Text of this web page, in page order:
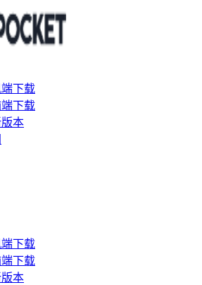
端下载
端下载
版本
端下载
端下载
版本